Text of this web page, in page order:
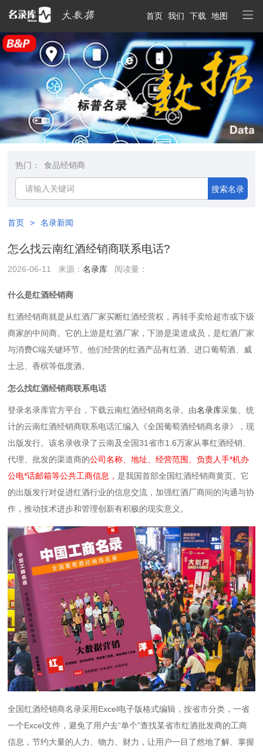
首页 我们 下载 地图
热门： 食品经销商
搜索名录
首页 > 名录新闻
怎么找云南红酒经销商联系电话?
2026-06-11 来源：名录库 阅读量：
什么是红酒经销商
红酒经销商就是‌从红酒厂家买断红酒经营权，再转手卖给超市或下级
商家的中间商‌。它的上游是红酒厂家，下游是渠道成员，是红酒厂家
与消费C端关键环节。他们经营的红酒产品有红酒、进口葡萄酒、威
士忌、香槟等低度酒。
怎么找红酒经销商联系电话
登录名录库官方平台，下载云南红酒经销商名录。 由名录库采集、统
计的云南红酒经销商联系电话汇编入《全国葡萄酒经销商名录》，现
出版发行。该名录收录了云南及全国31省市1.6万家从事红酒经销、
代理、批发的渠道商的公司名称、地址、经营范围、负责人手*机办
公电*话邮箱等公共工商信息，是我国首部全国红酒经销商黄页。它
的出版发行对促进红酒行业的信息交流，加强红酒厂商间的沟通与协
作，推动技术进步和管理创新有积极的现实意义。
全国红酒经销商名录采用Excel电子版格式编辑，按省市分类，一省
一个Excel文件，避免了用户去“单个”查找某省市红酒批发商的工商
信息，节约大量的人力、物力、财力，让用户一目了然地了解、掌握